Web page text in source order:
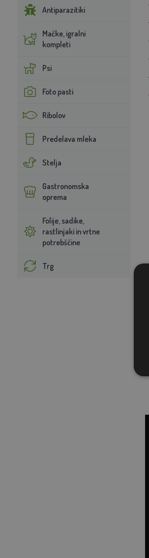
Antiparazitiki
Mačke, igralni
kompleti
Psi
Foto pasti
Ribolov
Predelava mleka
Stelja
Gastronomska
oprema
Folije, sadike,
rastlinjaki in vrtne
potrebščine
Trg